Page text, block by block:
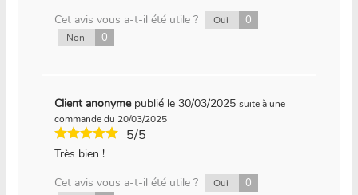
Cet avis vous a-t-il été utile ?
Oui 0
Non 0
Client anonyme publié le 30/03/2025 suite à une
commande du 20/03/2025
5/5
Très bien !
Cet avis vous a-t-il été utile ?
Oui 0